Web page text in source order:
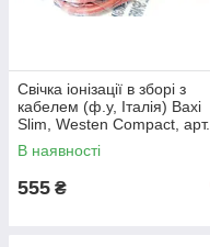
Свічка іонізації в зборі з
кабелем (ф.у, Італія) Baxi
Slim, Westen Compact, арт.
8620290, к.з.0343
В наявності
555 ₴